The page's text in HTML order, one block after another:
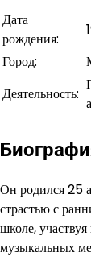
Дата
рождения:
Город:
Деятельность:
Он родился 25
страстью с
школе,
музыкальных